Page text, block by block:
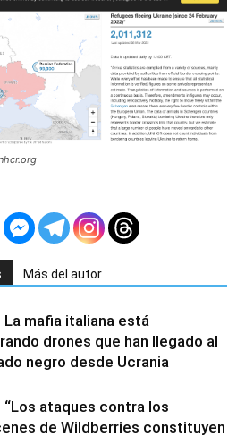
Más del autor
La mafia italiana está
drones que han llegado al
negro desde Ucrania
“Los ataques contra los
de Wildberries constituyen